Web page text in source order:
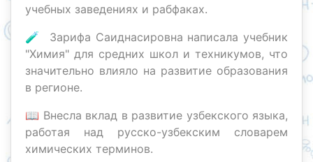
учебных заведениях и рабфаках.
🧪 Зарифа Саиднасировна написала учебник
"Химия" для средних школ и техникумов, что
значительно влияло на развитие образования
в регионе.
📖 Внесла вклад в развитие узбекского языка,
работая над русско-узбекским словарем
химических терминов.